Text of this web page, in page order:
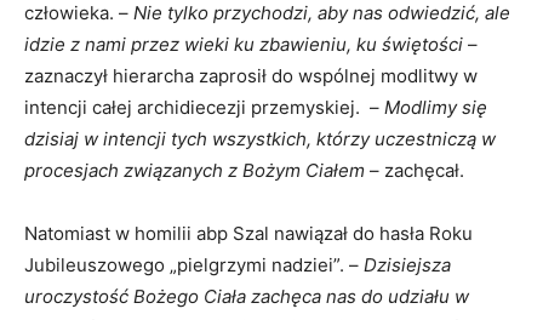
człowieka. – Nie tylko przychodzi, aby nas odwiedzić, ale
idzie z nami przez wieki ku zbawieniu, ku świętości –
zaznaczył hierarcha zaprosił do wspólnej modlitwy w
intencji całej archidiecezji przemyskiej. – Modlimy się
dzisiaj w intencji tych wszystkich, którzy uczestniczą w
procesjach związanych z Bożym Ciałem – zachęcał.
Natomiast w homilii abp Szal nawiązał do hasła Roku
Jubileuszowego „pielgrzymi nadziei”. – Dzisiejsza
uroczystość Bożego Ciała zachęca nas do udziału w